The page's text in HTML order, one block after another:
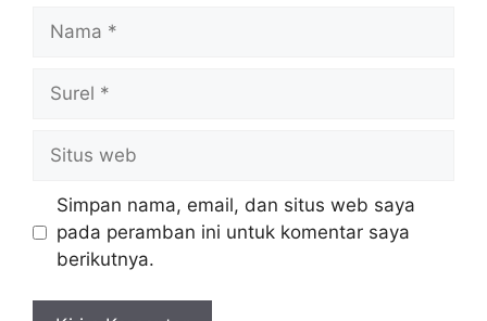
web
Simpan nama, email, dan situs web saya
pada peramban ini untuk komentar saya
berikutnya.